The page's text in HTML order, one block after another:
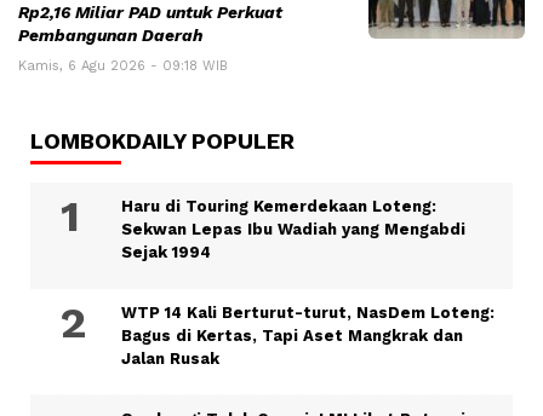
Rp2,16 Miliar PAD untuk Perkuat
Pembangunan Daerah
Kamis, 6 Agu 2026 - 09:18 WIB
LOMBOKDAILY POPULER
Haru di Touring Kemerdekaan Loteng:
Sekwan Lepas Ibu Wadiah yang Mengabdi
Sejak 1994
WTP 14 Kali Berturut-turut, NasDem Loteng:
Bagus di Kertas, Tapi Aset Mangkrak dan
Jalan Rusak